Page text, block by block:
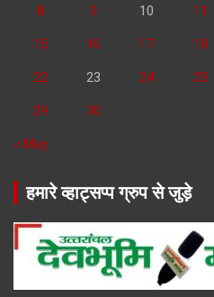
8 9 10 11
15 16 17 18
22 23 24 25
29 30
« May
हमारे व्हाट्सप्प ग्रुप से जुड़े